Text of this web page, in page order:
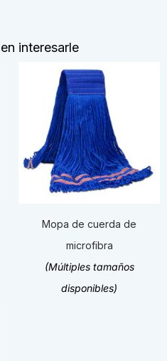
interesarle
Mopa de cuerda de
microfibra
(Múltiples tamaños
disponibles)